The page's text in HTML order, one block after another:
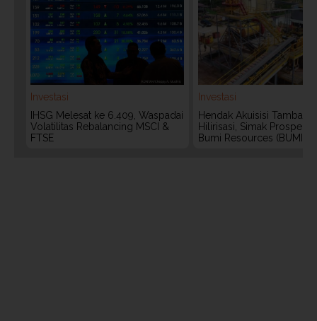
Investasi
IHSG Melesat ke 6.409, Waspadai
Volatilitas Rebalancing MSCI &
FTSE
Investasi
Hendak Akuisisi
Hilirisasi, Simak Prospek
Bumi Resources (BUMI)